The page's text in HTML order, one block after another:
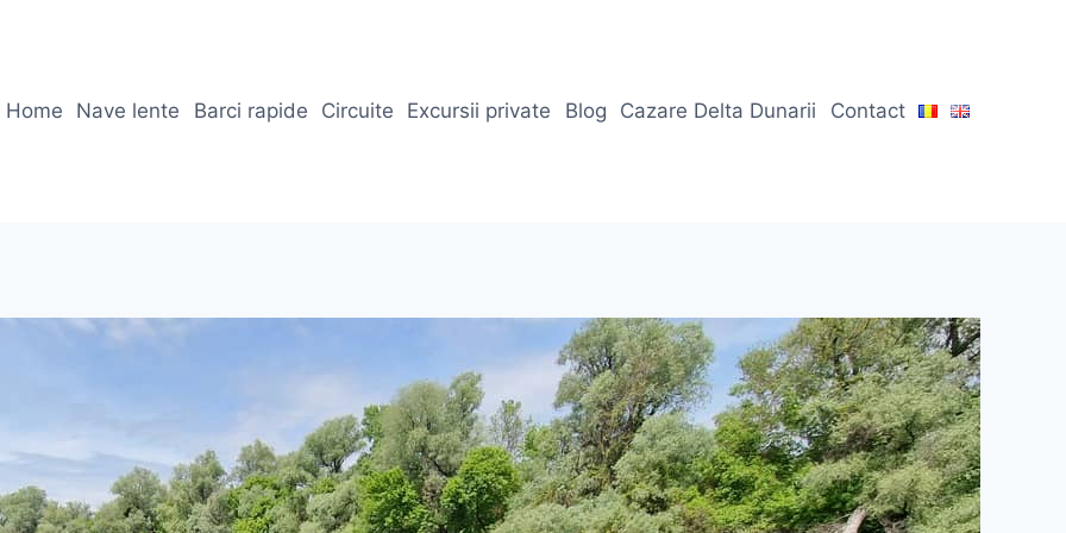
Home
Nave lente Barci rapide Circuite Excursii private Blog Cazare Delta Dunarii Contact